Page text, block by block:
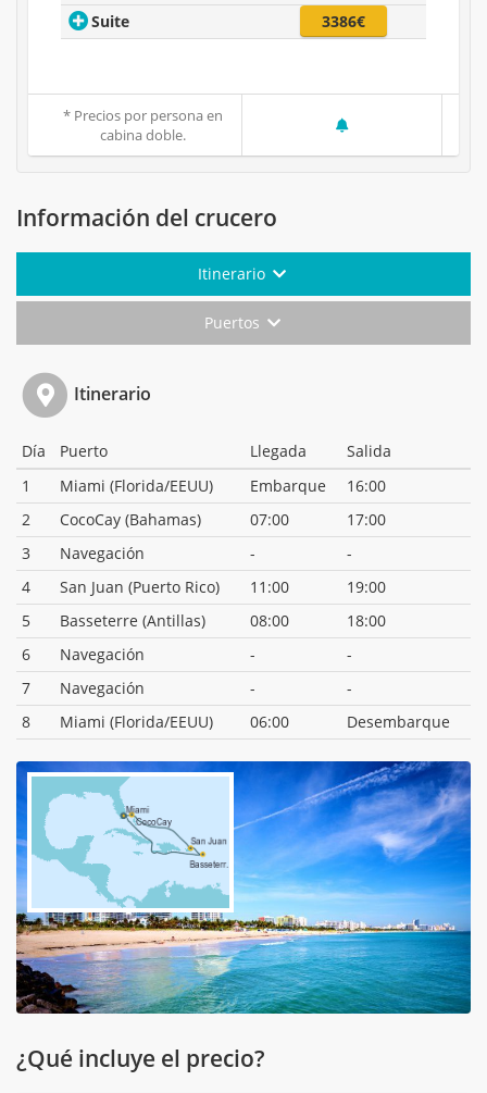
Suite 3386€
* Precios por persona en
cabina doble.
Información del crucero
Itinerario
Puertos
Itinerario
Día Puerto Llegada
Salida
1
Miami (Florida/EEUU) Embarque
16:00
2
CocoCay (Bahamas) 07:00
17:00
3
Navegación -
-
4
San Juan (Puerto Rico) 11:00
19:00
5
Basseterre (Antillas) 08:00
18:00
6
Navegación -
-
7
Navegación -
-
8
Miami (Florida/EEUU) 06:00 Desembarque
¿Qué incluye el precio?